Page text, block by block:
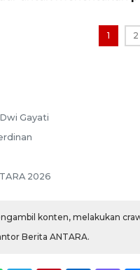
1 2
Gayati
2026
konten, melakukan
Berita ANTARA.